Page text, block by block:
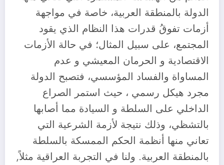
الدولة بالمنطقة العربية، خاصة في مواجهة
أزمات تفوقُ قدرات هذا النظام الذي يقود
المجتمع، على سبيل المثال؛ في حالة الأزمات
الاقتصادية و الحرمان المعيشي و عدم
المساواة والفساد المؤسسي، فتصبح الدولة
مجرد هيكل رسمي ، حيث استمر الصراع
الداخلي على السلطة و السيادة مما أصابها
بالتشظي، وذلك نتيجة لأزمة الشرعية التي
تعاني منها أنظمة الحكم الممسكة بالسلطة
بالمنطقة العربية. ولنا في التجربة العراقية مثلاً,